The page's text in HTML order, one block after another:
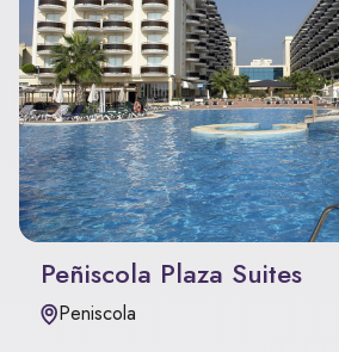
Peñiscola Plaza Suites
Peniscola